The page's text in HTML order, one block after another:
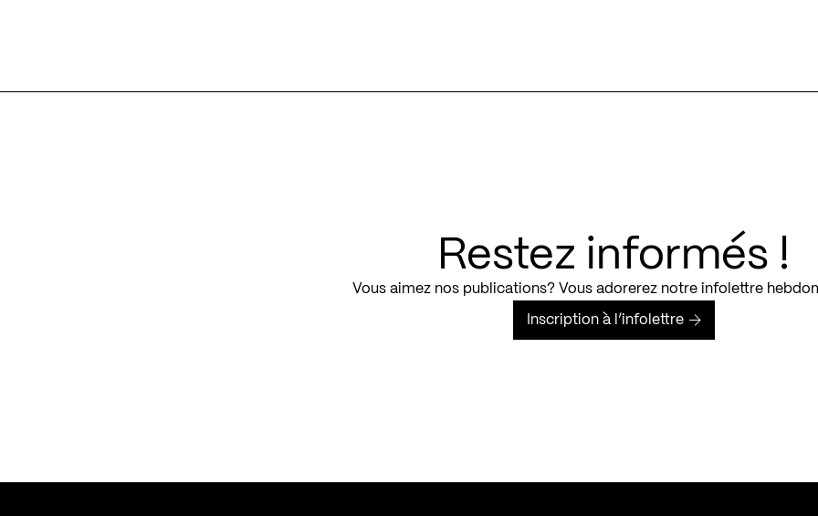
Restez informés !
Vous aimez nos publications? Vous adorerez notre infolettre
Inscription à l’infolettre